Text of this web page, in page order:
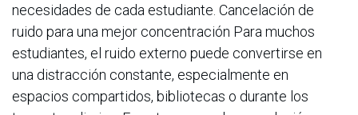
necesidades de cada estudiante. Cancelación de
ruido para una mejor concentración Para muchos
estudiantes, el ruido externo puede convertirse en
una distracción constante, especialmente en
espacios compartidos, bibliotecas o durante los